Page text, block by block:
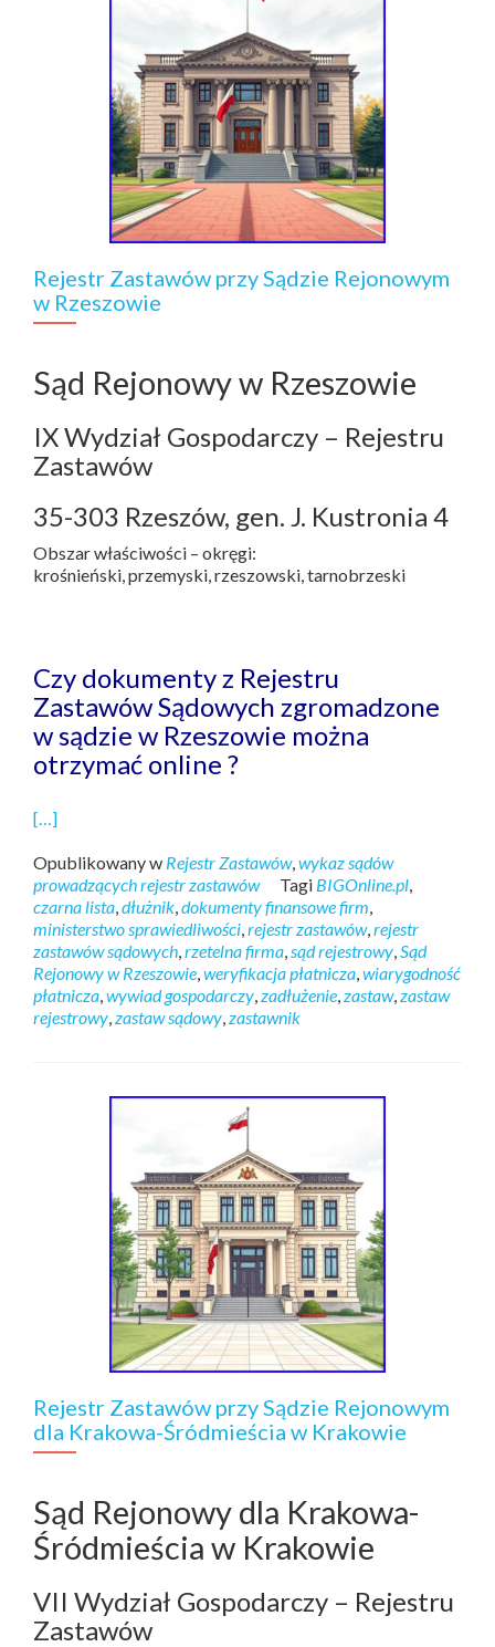
Rejestr Zastawów przy Sądzie Rejonowym
w Rzeszowie
Sąd Rejonowy w Rzeszowie
IX Wydział Gospodarczy – Rejestru
Zastawów
35-303 Rzeszów, gen. J. Kustronia 4
Obszar właściwości – okręgi:
krośnieński, przemyski, rzeszowski, tarnobrzeski
Czy dokumenty z Rejestru
Zastawów Sądowych zgromadzone
w sądzie w Rzeszowie można
otrzymać online ?
[…]
Opublikowany w Rejestr Zastawów,wykaz sądów
prowadzących rejestr zastawów
Tagi BIGOnline.pl,
czarna lista,dłużnik,dokumenty finansowe firm,
ministerstwo sprawiedliwości,rejestr zastawów,rejestr
zastawów sądowych,rzetelna firma,sąd rejestrowy,Sąd
Rejonowy w Rzeszowie,weryfikacja płatnicza,wiarygodność
płatnicza,wywiad gospodarczy,zadłużenie,zastaw,zastaw
rejestrowy,zastaw sądowy,zastawnik
Rejestr Zastawów przy Sądzie Rejonowym
dla Krakowa-Śródmieścia w Krakowie
Sąd Rejonowy dla Krakowa-
Śródmieścia w Krakowie
VII Wydział Gospodarczy – Rejestru
Zastawów